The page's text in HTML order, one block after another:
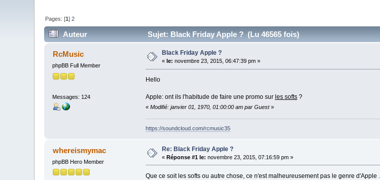
Pages: [1]2
Auteur Sujet: Black Friday Apple ? (Lu 46565 fois)
RcMusic
phpBB Full Member
Messages: 124
Black Friday Apple ?
« le: novembre 23, 2015, 06:47:39 pm »
Hello
Apple: ont ils l'habitude de faire une promo sur les softs?
« Modifié: janvier 01, 1970, 01:00:00 am par Guest»
https://soundcloud.com/rcmusic35
whereismymac
phpBB Hero Member
Re: Black Friday Apple ?
«Réponse #1 le: novembre 23, 2015, 07:16:59 pm »
Que ce soit les softs ou autre chose, ce n'est malheureusement pas le genre d'Apple ...